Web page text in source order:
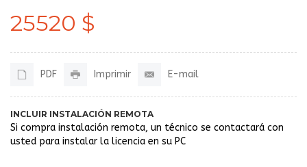
25520 $
PDF Imprimir E-mail
INCLUIR INSTALACIÓN REMOTA
Si compra instalación remota, un técnico se contactará con
usted para instalar la licencia en su PC